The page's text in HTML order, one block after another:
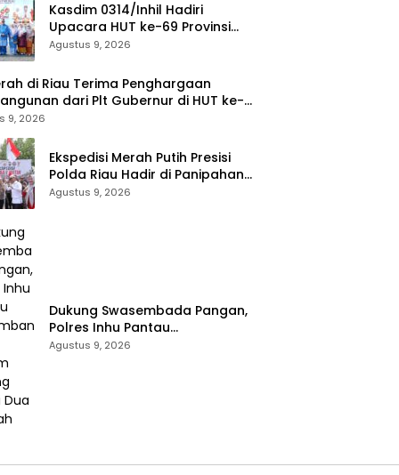
Kasdim 0314/Inhil Hadiri
Upacara HUT ke-69 Provinsi
Riau, Tegaskan Komitmen
Pembangunan
Agustus 9, 2026
di Riau Terima Penghargaan
dari Plt Gubernur di HUT ke-
9, 2026
Ekspedisi Merah Putih Presisi
Polda Riau Hadir di Panipahan,
Salurkan Bantuan dan Layanan
Agustus 9, 2026
Dukung Swasembada Pangan,
Polres Inhu Pantau
Perkembangan Tanam Jagung
Agustus 9, 2026